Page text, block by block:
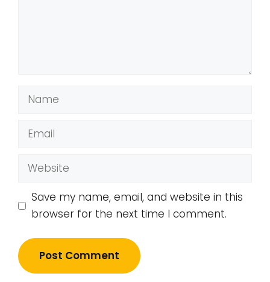
Name
Email
Website
Save my name, email, and website in this
browser for the next time I comment.